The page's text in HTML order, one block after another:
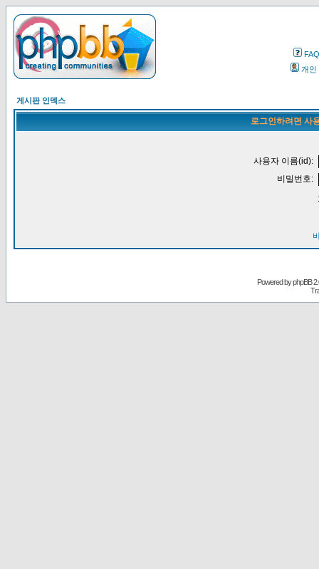
FAQ
개인
게시판 인덱스
로그인하려면 사
사용자 이름(id):
비밀번호:
Powered byphpBB